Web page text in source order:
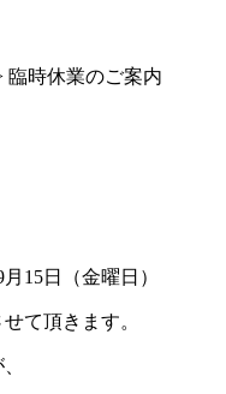
臨時休業のご案内
15日（金曜日）
て頂きます。